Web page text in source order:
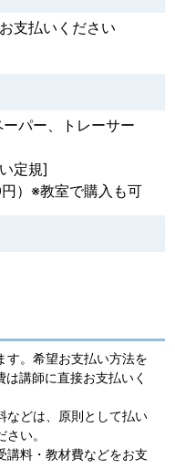
支払いください
パー、トレーサー
定規]
）※教室で購入も可
す。希望お支払い方法を
講師に直接お支払いく
などは、原則として払い
い。
講料・教材費などをお支